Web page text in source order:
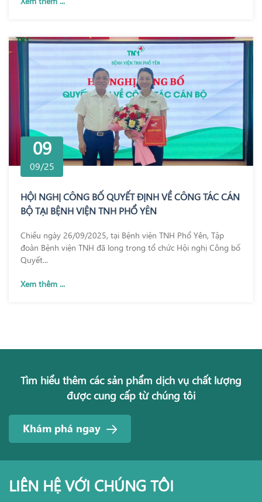
09
09/25
HỘI NGHỊ CÔNG BỐ QUYẾT ĐỊNH VỀ CÔNG TÁC CÁN
BỘ TẠI BỆNH VIỆN TNH PHỔ YÊN
Chiều ngày 26/09/2025, tại Bệnh viện TNH Phổ Yên, Tập
đoàn Bệnh viện TNH đã long trọng tổ chức Hội nghị Công bố
Quyết...
Xem thêm ...
Tìm hiểu thêm các sản phẩm dịch vụ chất lượng
được cung cấp từ chúng tôi
Khám phá ngay
LIÊN HỆ VỚI CHÚNG TÔI